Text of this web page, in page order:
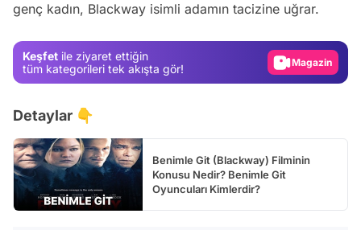
genç kadın, Blackway isimli adamın tacizine uğrar.
Keşfet ile ziyaret ettiğin
tüm kategorileri tek akışta gör!
Magazin
Detaylar 👇
Benimle Git (Blackway) Filminin
Konusu Nedir? Benimle Git
Oyuncuları Kimlerdir?